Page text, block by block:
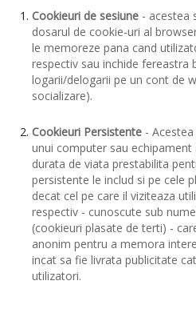
Cookieuri de sesiune - acestea
dosarul de cookie-uri al
le memoreze pana cand
respectiv sau inchide fereastra
logarii/delogarii pe un cont de
socializare).
Cookieuri Persistente -
unui computer sau echipament
durata de viata prestabilita
persistente le includ si pe cele
decat cel pe care il viziteaza
respectiv - cunoscute sub
(cookieuri plasate de terti) -
anonim pentru a memora
incat sa fie livrata publicitate
utilizatori.